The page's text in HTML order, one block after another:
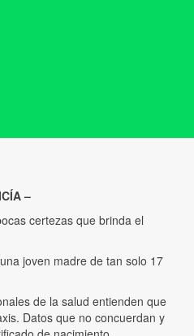
–
certezas que brinda el
joven madre de tan solo 17
de la salud entienden que
Datos que no concuerdan y